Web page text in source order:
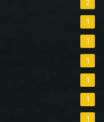
2
1
1
1
1
1
1